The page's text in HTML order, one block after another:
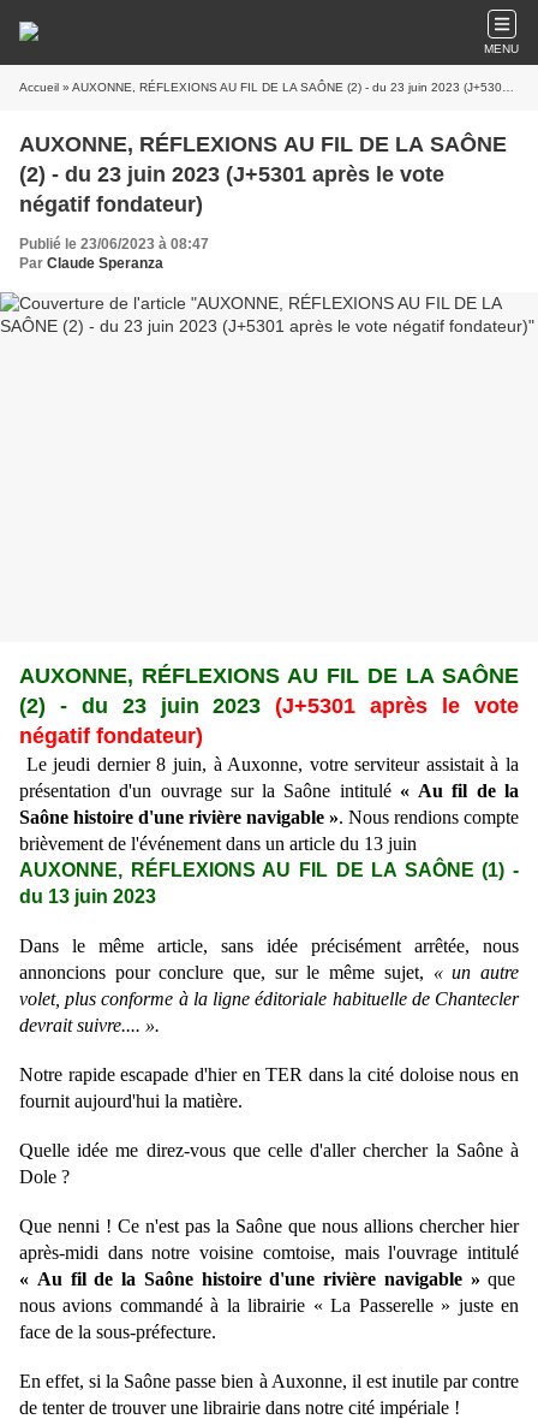
MENU
Accueil » AUXONNE, RÉFLEXIONS AU FIL DE LA SAÔNE (2) - du 23 juin 2023 (J+5301 après le vote négatif fondateur)
AUXONNE, RÉFLEXIONS AU FIL DE LA SAÔNE
(2) - du 23 juin 2023 (J+5301 après le vote
négatif fondateur)
Publié le 23/06/2023 à 08:47
Par Claude Speranza
AUXONNE, RÉFLEXIONS AU FIL DE LA SAÔNE
(2)
- du 23 juin 2023(J+5301 après le vote
négatif fondateur)
Le jeudi dernier 8 juin, à Auxonne, votre serviteur assistait à la
présentation d'un ouvrage sur la Saône intitulé« Au fil de la
Saône histoire d'une rivière navigable ». Nous rendions compte
brièvement de l'événement dans un article du 13 juin
AUXONNE, RÉFLEXIONS AU FIL DE LA SAÔNE (1) -
du 13 juin 2023
Dans le même article, sans idée précisément arrêtée, nous
annoncions pour conclure que, sur le même sujet, « un autre
volet, plus conforme à la ligne éditoriale habituelle de Chantecler
devrait suivre.... ».
Notre rapide escapade d'hier en TER dans la cité doloise nous en
fournit aujourd'hui la matière.
Quelle idée me direz-vous que celle d'aller chercher la Saône à
Dole ?
Que nenni ! Ce n'est pas la Saône que nous allions chercher hier
après-midi dans notre voisine comtoise, mais l'ouvrage intitulé
« Au fil de la Saône histoire d'une rivière navigable »que
nous avions commandé à la librairie « La Passerelle » juste en
face de la sous-préfecture.
En effet, si la Saône passe bien à Auxonne, il est inutile par contre
de tenter de trouver une librairie dans notre cité impériale !